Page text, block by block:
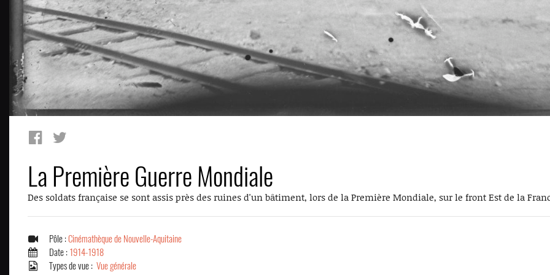
La Première Guerre Mondiale
Des soldats française se sont assis près des ruines d'un bâtiment, lors de la Première Mondiale, sur le front Est de la
Pôle :Cinémathèque de Nouvelle-Aquitaine
Date : 1914-1918
Types de vue : Vue générale